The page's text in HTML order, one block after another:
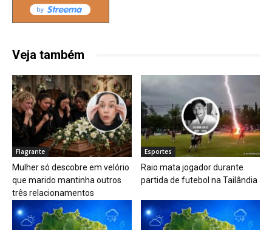
Veja também
Flagrante
Mulher só descobre em velório
que marido mantinha outros
três relacionamentos
Esportes
Raio mata jogador durante
partida de futebol na Tailândia